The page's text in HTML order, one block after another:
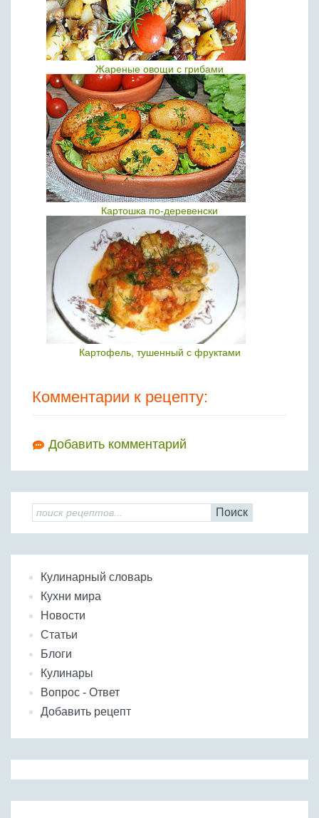
Жареные овощи с грибами
Картошка по-деревенски
Картофель, тушенный с фруктами
Комментарии к рецепту:
Добавить комментарий
Поиск
Кулинарный словарь
Кухни мира
Новости
Статьи
Блоги
Кулинары
Вопрос - Ответ
Добавить рецепт